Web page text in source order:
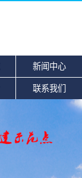
新闻中心
联系我们